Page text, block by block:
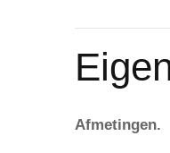
Afmetingen.